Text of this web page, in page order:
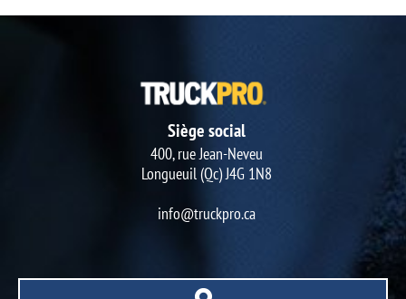
Siège social
400, rue Jean-Neveu
Longueuil (Qc) J4G 1N8
info@truckpro.ca